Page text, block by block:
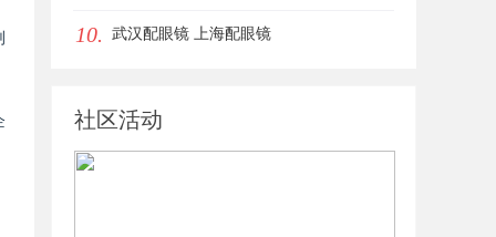
后的故事与应用
10. 武汉配眼镜 上海配眼镜
社区活动